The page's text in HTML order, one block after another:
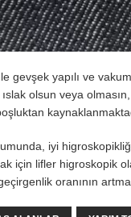
gevşek yapılı ve
olsun veya
iyi
için lifler higroskopik
oranının